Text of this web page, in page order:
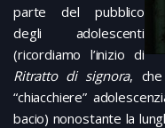
parte del pubblico
degli adolescenti
(ricordiamo l’inizio di
Ritratto di signora, che
“chiacchiere”
bacio) nonostante la